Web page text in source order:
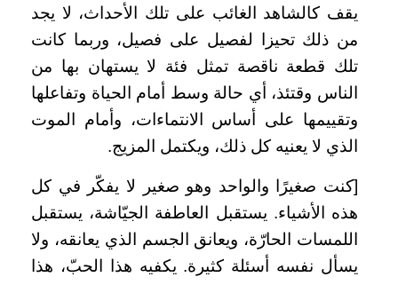
يقف كالشاهد الغائب على تلك الأحداث، لا يجد
من ذلك تحيزا لفصيل على فصيل، وربما كانت
تلك قطعة ناقصة تمثل فئة لا يستهان بها من
الناس وقتئذ، أي حالة وسط أمام الحياة وتفاعلها
وتقييمها على أساس الانتماءات، وأمام الموت
الذي لا يعنيه كل ذلك، ويكتمل المزيج.
[كنت صغيرًا والواحد وهو صغير لا يفكّر في كل
هذه الأشياء. يستقبل العاطفة الجيّاشة، يستقبل
اللمسات الحارّة، ويعانق الجسم الذي يعانقه، ولا
يسأل نفسه أسئلة كثيرة. يكفيه هذا الحبّ، هذا